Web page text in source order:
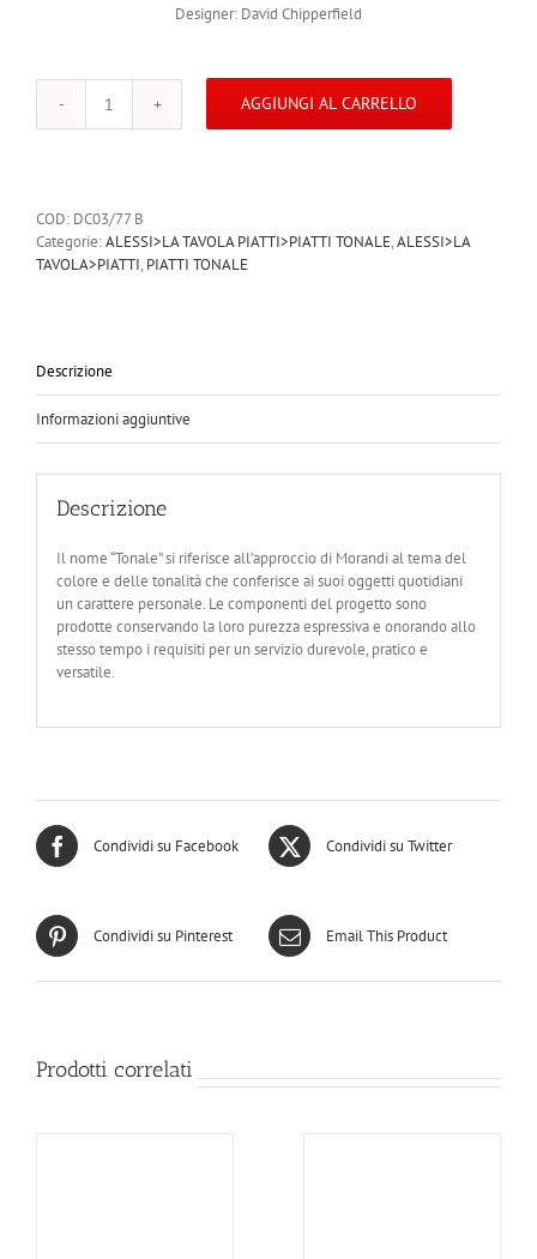
Designer: David Chipperfield
ALESSI
TONALE
Ceramica
gres
Nero
AGGIUNGI AL CARRELLO
COD: DC03/77 B
Categorie:ALESSI>LA TAVOLA PIATTI>PIATTI TONALE,ALESSI>LA
TAVOLA>PIATTI, PIATTI TONALE
Descrizione
Informazioni aggiuntive
Descrizione
Il nome “Tonale” si riferisce all’approccio di Morandi al tema del
colore e delle tonalità che conferisce ai suoi oggetti quotidiani
un carattere personale. Le componenti del progetto sono
prodotte conservando la loro purezza espressiva e onorando allo
stesso tempo i requisiti per un servizio durevole, pratico e
versatile.
Condividi su Facebook Condividi su Twitter
Condividi su Pinterest Email This Product
Prodotti correlati